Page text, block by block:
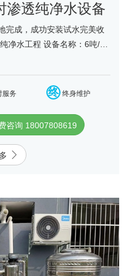
渗透纯净水设备
完成，成功安装试水完美收
净水工程 设备名称：6吨/小
服务 终 终身维护
咨询 18007808619